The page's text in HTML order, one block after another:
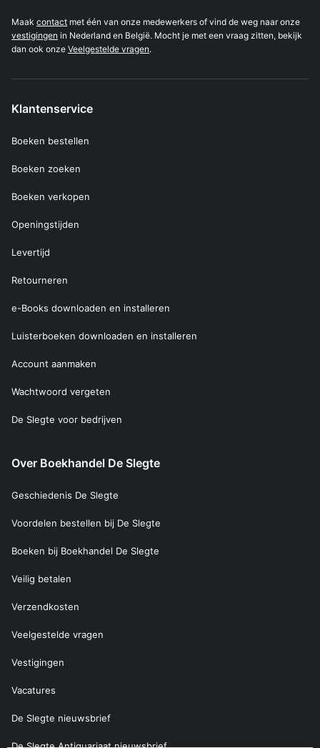
Maak contact met één van onze medewerkers of vind de weg naar onze
vestigingen in Nederland en België. Mocht je met een vraag zitten, bekijk
dan ook onze Veelgestelde vragen.
Klantenservice
Boeken bestellen
Boeken zoeken
Boeken verkopen
Openingstijden
Levertijd
Retourneren
e-Books downloaden en installeren
Luisterboeken downloaden en installeren
Account aanmaken
Wachtwoord vergeten
De Slegte voor bedrijven
Over Boekhandel De Slegte
Geschiedenis De Slegte
Voordelen bestellen bij De Slegte
Boeken bij Boekhandel De Slegte
Veilig betalen
Verzendkosten
Veelgestelde vragen
Vestigingen
Vacatures
De Slegte nieuwsbrief